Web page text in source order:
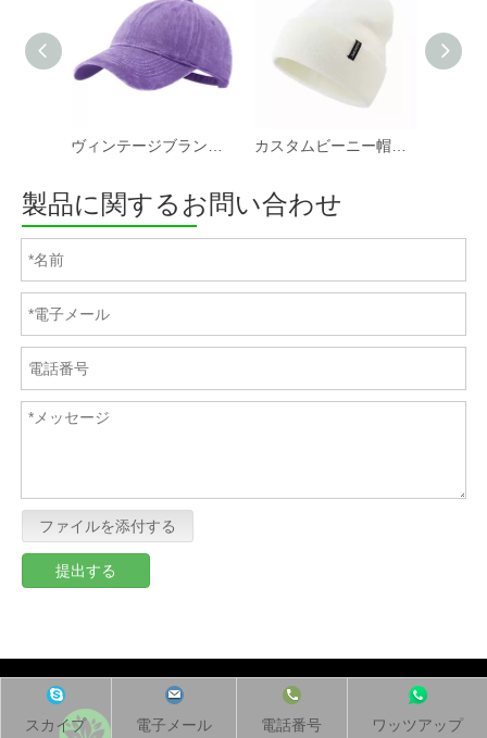
製品に関するお問い合わせ
ファイルを添付する
提出する
スカイプ 電子メール 電話番号 ワッツアップ